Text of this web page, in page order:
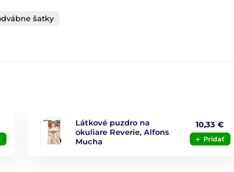
šatky
Látkové puzdro na
okuliare Reverie, Alfons
Mucha
10,33 €
Pridať